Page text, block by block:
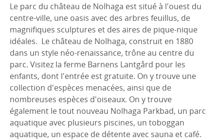
Le parc du château de Nolhaga est situé à l'ouest du
centre-ville, une oasis avec des arbres feuillus, de
magnifiques sculptures et des aires de pique-nique
idéales. Le château de Nolhaga, construit en 1880
dans un style néo-renaissance, trône au centre du
parc. Visitez la ferme Barnens Lantgård pour les
enfants, dont l'entrée est gratuite. On y trouve une
collection d'espèces menacées, ainsi que de
nombreuses espèces d'oiseaux. On y trouve
également le tout nouveau Nolhaga Parkbad, un parc
aquatique avec plusieurs piscines, un toboggan
aquatique, un espace de détente avec sauna et café.